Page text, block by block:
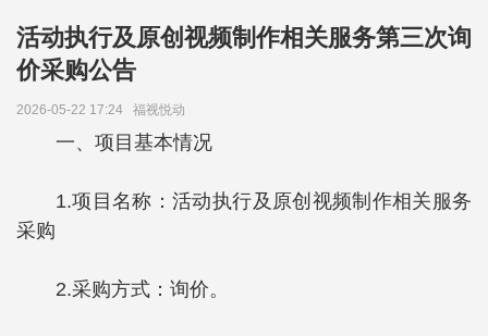
活动执行及原创视频制作相关服务第三次询
价采购公告
2026-05-22 17:24 福视悦动
一、项目基本情况
1.项目名称：活动执行及原创视频制作相关服务
采购
2.采购方式：询价。